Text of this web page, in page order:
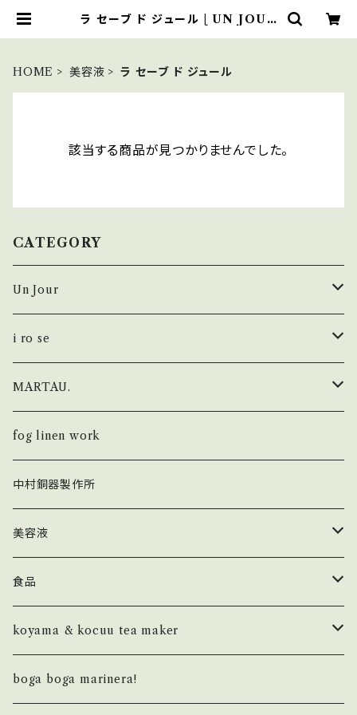
ラ セーブ ド ジュール | UN JOUR
HOME 美容液 ラ セーブ ド ジュール
該当する商品が見つかりませんでした。
CATEGORY
Un Jour
シューズ
i ro se × Un Jour
fog linen work × Un Jour
KHISONOIO？ × Un Jour
トップス
カットソー
フレグランス
LETTER PRESSED
NOTEBOOK
ボトム
i ro se
財布
FOLD
POP UP
キーホルダー
FOLD
AUROLA
カードケース・IDケース
SEAMLESS
バッグ
MARTAU.
Shell Bag
Box Bag
Study Bag
Others
fog linen work
中村銅器製作所
美容液
ラ セーブ ド ジュール
食品
MountZero olives
バーチ
koyama & kocuu tea maker
basic
boga boga marinera!